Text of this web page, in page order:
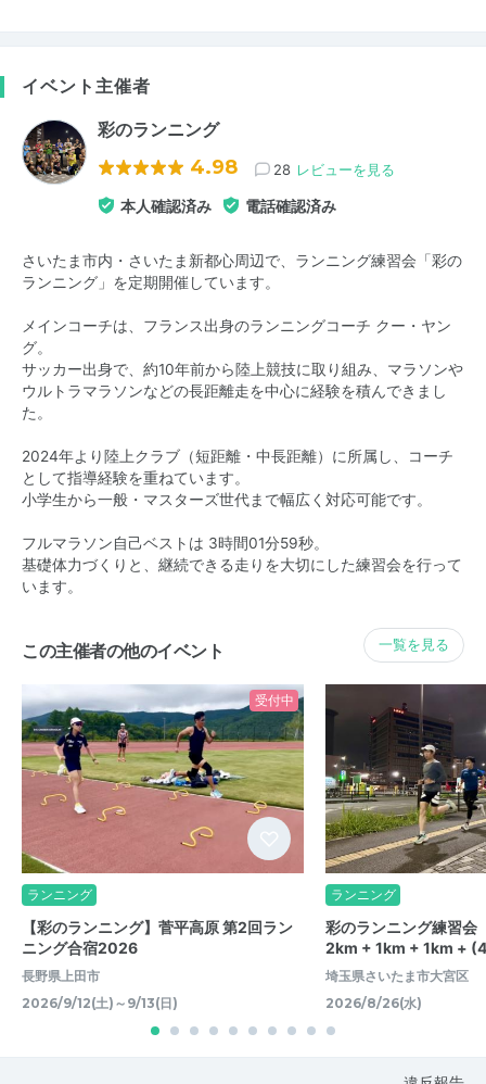
イベント主催者
彩のランニング
4.98 28 レビューを見る
本人確認済み 電話確認済み
さいたま市内・さいたま新都心周辺で、ランニング練習会「彩の
ランニング」を定期開催しています。
メインコーチは、フランス出身のランニングコーチ クー・ヤン
グ。
サッカー出身で、約10年前から陸上競技に取り組み、マラソンや
ウルトラマラソンなどの長距離走を中心に経験を積んできまし
た。
2024年より陸上クラブ（短距離・中長距離）に所属し、コーチ
として指導経験を重ねています。
小学生から一般・マスターズ世代まで幅広く対応可能です。
フルマラソン自己ベストは 3時間01分59秒。
基礎体力づくりと、継続できる走りを大切にした練習会を行って
います。
この主催者の他のイベント 一覧を見る
受付中
ランニング
【彩のランニング】菅平高原 第2回ラン
ニング合宿2026
長野県上田市
2026/9/12(土)～9/13(日)
ランニング
彩のランニング練習
2km + 1km + 1km +
埼玉県さいたま市大宮区
2026/8/26(水)